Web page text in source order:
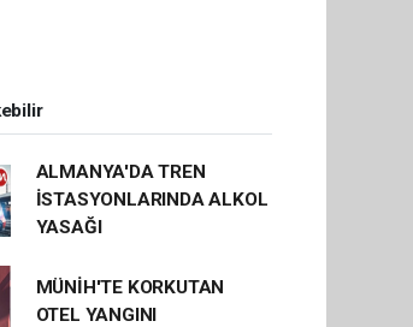
ALMANYA'DA TREN
İSTASYONLARINDA ALKOL
YASAĞI
MÜNİH'TE KORKUTAN
OTEL YANGINI